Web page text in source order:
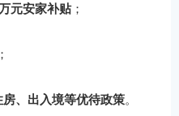
元安家补贴；
；
、出入境等优待政策。